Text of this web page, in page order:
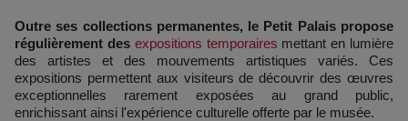
Outre ses collections permanentes, le Petit Palais propose
régulièrement des expositions temporaires mettant en lumière
des artistes et des mouvements artistiques variés. Ces
expositions permettent aux visiteurs de découvrir des œuvres
exceptionnelles rarement exposées au grand public,
enrichissant ainsi l'expérience culturelle offerte par le musée.